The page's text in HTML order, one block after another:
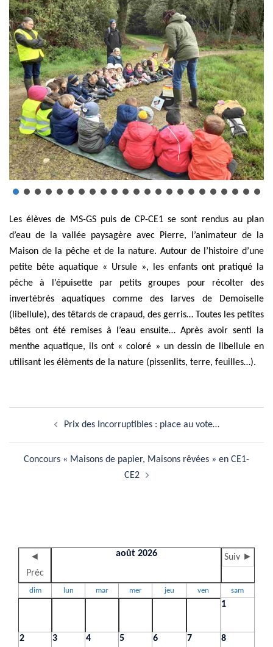
Les élèves de MS-GS puis de CP-CE1 se sont rendus au plan
d’eau de la vallée paysagère avec Pierre, l’animateur de la
Maison de la pêche et de la nature. Autour de l’histoire d’une
petite bête aquatique « Ursule », les enfants ont pratiqué la
pêche à l’épuisette par petits groupes pour récolter des
invertébrés aquatiques comme des larves de Demoiselle
(libellule), des têtards de crapaud, des gerris… Toutes les petites
bêtes ont été remises à l’eau ensuite… Après avoir senti la
menthe aquatique, ils ont « coloré » un dessin de libellule en
utilisant les élèments de la nature (pissenlits, terre, feuilles…).
d’article
Prix des Incorruptibles : place au vote…
Concours « Maisons de papier, Maisons rêvées » en CE1-
CE2
◄
Préc
août 2026 Suiv ►
dim lun mar mer jeu ven sam
1
2 3 4 5 6 7 8